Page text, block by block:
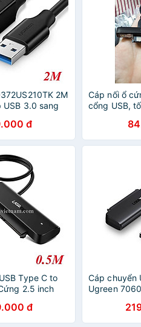
2M
USB 3.0 sang
CHÍNH HÃNG
đ
Cáp nối ổ
cổng USB,
chính hãng
Type C to
2.5 inch
đ
Cáp chuyển
Ugreen